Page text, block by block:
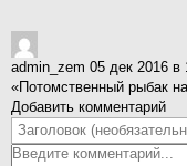
admin_zem 05 дек 2016 в
«Потомственный рыбак
Добавить комментарий